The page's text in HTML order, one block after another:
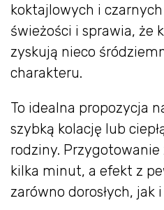
koktajlowych i
świeżości i sprawia, że
zyskują nieco
charakteru.
To idealna propozycja
szybką kolację lub
rodziny.
kilka minut, a efekt z
zarówno dorosłych, jak